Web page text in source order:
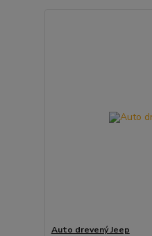
Auto drevený Jeep